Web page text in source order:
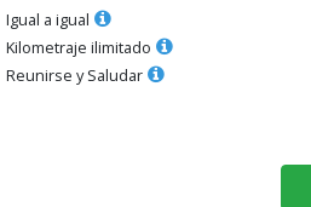
Igual a igual
Kilometraje ilimitado
Reunirse y Saludar